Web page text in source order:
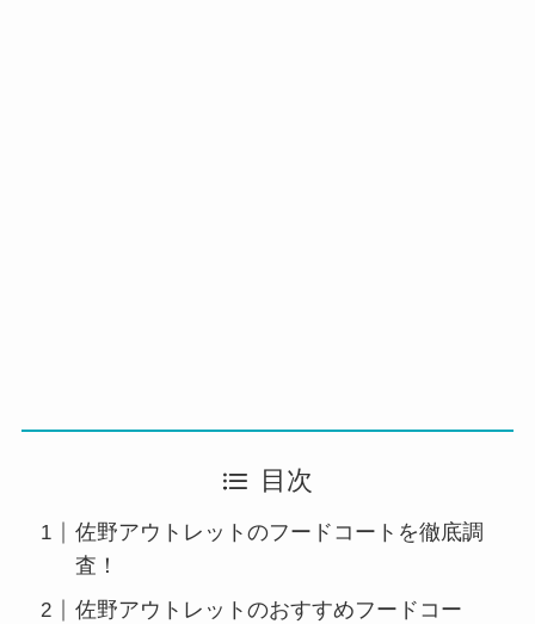
目次
佐野アウトレットのフードコートを徹底調
査！
佐野アウトレットのおすすめフードコー